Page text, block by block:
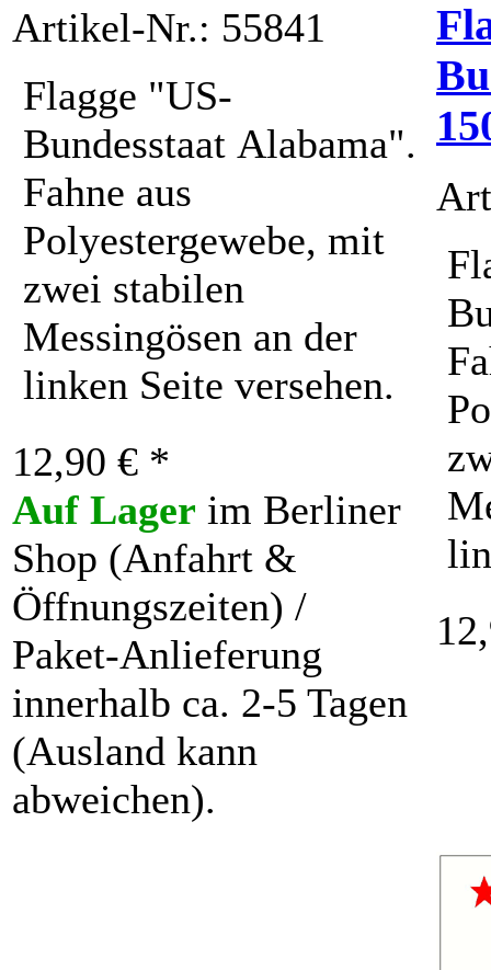
Artikel-Nr.: 55841
Flagge "US-
Bundesstaat Alabama".
Fahne aus
Polyestergewebe, mit
zwei stabilen
Messingösen an der
linken Seite versehen.
12,90 € *
Auf Lager im Berliner
Shop (Anfahrt &
Öffnungszeiten) /
Paket-Anlieferung
innerhalb ca. 2-5 Tagen
(Ausland kann
abweichen).